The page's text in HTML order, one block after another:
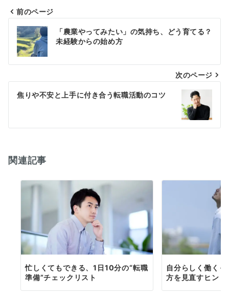
投
稿
ナ
ビ
ゲ
シ
ン
前のページ
「農業やってみたい」の気持ち、どう育てる？
未経験からの始め方
次のページ
焦りや不安と上手に付き合う転職活動のコツ
関連記事
忙しくてもできる、1日10分の“転職
準備”チェックリスト
自分らしく働く
方を見直すヒント